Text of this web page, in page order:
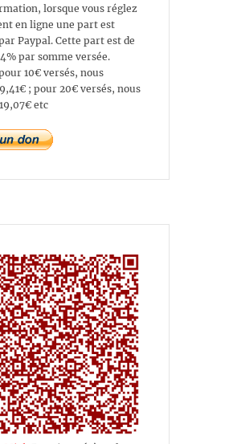
lorsque vous réglez
en ligne une part est
Paypal. Cette part est de
par somme versée.
10€ versés, nous
; pour 20€ versés, nous
etc